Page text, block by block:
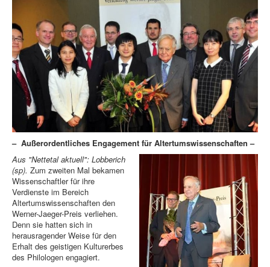
– Außerordentliches Engagement für Altertumswissenschaften –
Aus "Nettetal aktuell": Lobberich
(sp). Zum zweiten Mal bekamen
Wissenschaftler für ihre
Verdienste im Bereich
Altertumswissenschaften den
Werner-Jaeger-Preis verliehen.
Denn sie hatten sich in
herausragender Weise für den
Erhalt des geistigen Kulturerbes
des Philologen engagiert.